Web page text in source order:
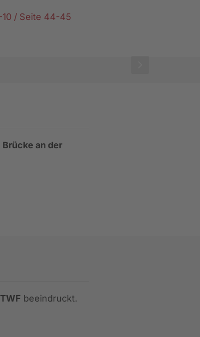
10 / Seite 44-45
Brücke an der
beeindruckt.